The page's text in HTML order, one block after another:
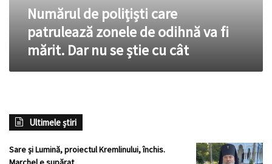
mărit.
știe
Numărul de polițiști care
patrulează zonele de odihnă va fi
mărit. Dar nu se știe cu cât
Ultimele știri
Sare și Lumină, proiectul Kremlinului, închis.